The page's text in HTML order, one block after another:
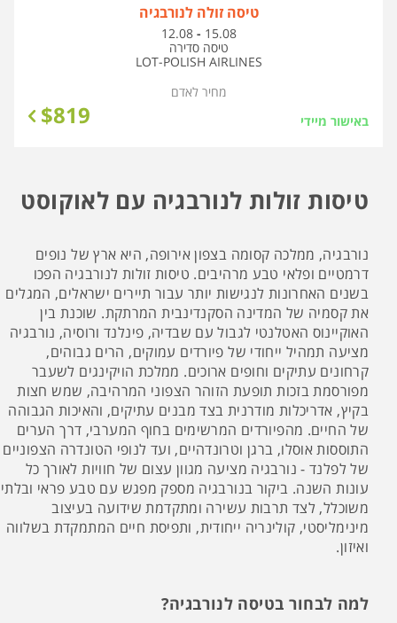
טיסה זולה לנורבגיה
בין
התאריכים,
12.08 - 15.08
טיסה סדירה
LOT-POLISH AIRLINES
באישור מיידי $819
מחיר לאדם
טיסות זולות לנורבגיה עם לאוקוסט
נורבגיה, ממלכה קסומה בצפון אירופה, היא ארץ של נופים
דרמטיים ופלאי טבע מרהיבים. טיסות זולות לנורבגיה הפכו
בשנים האחרונות לנגישות יותר עבור תיירים ישראלים, המגלים
את קסמיה של המדינה הסקנדינבית המרתקת. שוכנת בין
האוקיינוס האטלנטי לגבול עם שבדיה, פינלנד ורוסיה, נורבגיה
מציעה תמהיל ייחודי של פיורדים עמוקים, הרים גבוהים,
קרחונים עתיקים וחופים ארוכים. ממלכת הויקינגים לשעבר
מפורסמת בזכות תופעת הזוהר הצפוני המרהיבה, שמש חצות
בקיץ, אדריכלות מודרנית בצד מבנים עתיקים, והאיכות הגבוהה
של החיים. מהפיורדים המרשימים בחוף המערבי, דרך הערים
התוססות אוסלו, ברגן וטרונדהיים, ועד לנופי הטונדרה הצפוניים
של לפלנד - נורבגיה מציעה מגוון עצום של חוויות לאורך כל
עונות השנה. ביקור בנורבגיה מספק מפגש עם טבע פראי ובלתי
משוכלל, לצד תרבות עשירה ומתקדמת שידועה בעיצוב
מינימליסטי, קולינריה ייחודית, ותפיסת חיים המתמקדת בשלווה
ואיזון.
למה לבחור בטיסה לנורבגיה?